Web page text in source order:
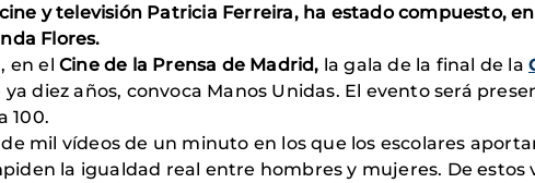
y televisión Patricia Ferreira, ha estado compuesto,
Flores.
en el Cine de la Prensa de Madrid, la gala de la final de la
diez años, convoca Manos Unidas. El evento será
100.
mil vídeos de un minuto en los que los escolares
la igualdad real entre hombres y mujeres. De estos